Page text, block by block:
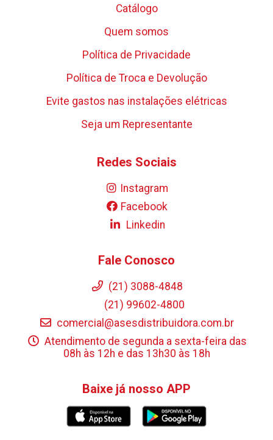
Catálogo
Quem somos
Política de Privacidade
Política de Troca e Devolução
Evite gastos nas instalações elétricas
Seja um Representante
Redes Sociais
Instagram
Facebook
Linkedin
Fale Conosco
(21) 3088-4848
(21) 99602-4800
comercial@asesdistribuidora.com.br
Atendimento de segunda a sexta-feira das
08h às 12h e das 13h30 às 18h
Baixe já nosso APP